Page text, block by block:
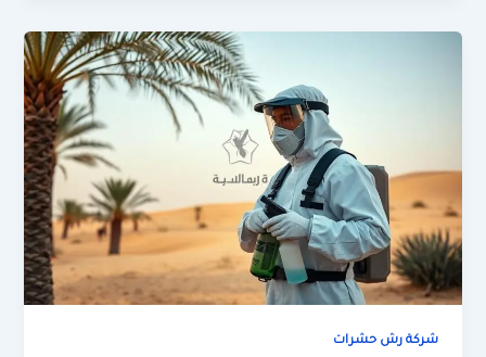
شركة رش حشرات